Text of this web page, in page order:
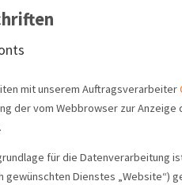
mit unserem Auftragsverarbeiter
der vom Webbrowser zur
für die Datenverarbeitung
gewünschten Dienstes „Website“)